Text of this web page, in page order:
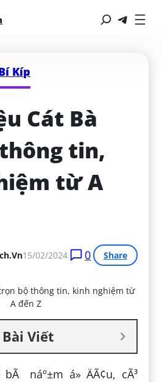
Kíp
Cát Bà
tin,
từ A
15/02/2024 0 Share
Viết
bÃ náº±m á» ÄÃ¢u, cÃ³